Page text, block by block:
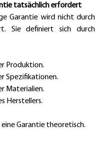
tatsächlich erfordert
Garantie wird nicht durch
Sie definiert sich durch
Produktion.
Spezifikationen.
Materialien.
Herstellers.
eine Garantie theoretisch.